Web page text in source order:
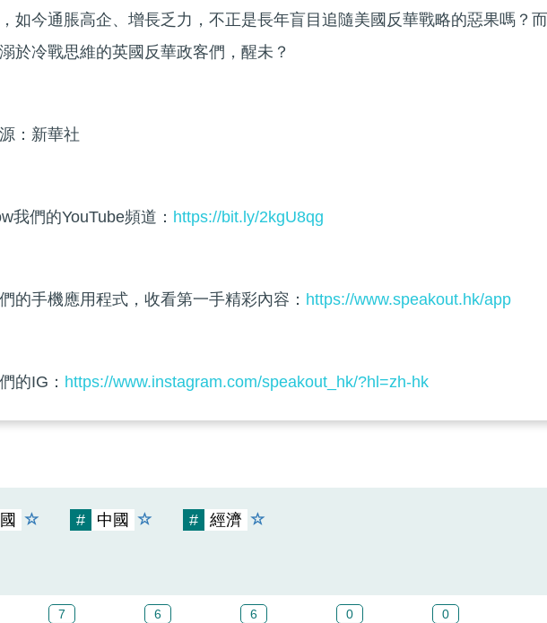
如今通脹高企、增長乏力，不正是長年盲目追隨美國反華戰略的惡果嗎？而
於冷戰思維的英國反華政客們，醒未？
：新華社
我們的YouTube頻道： https://bit.ly/2kgU8qg
的手機應用程式，收看第一手精彩內容： https://www.speakout.hk/app
的IG： https://www.instagram.com/speakout_hk/?hl=zh-hk
# 中國 # 經濟
7 6 6 0 0